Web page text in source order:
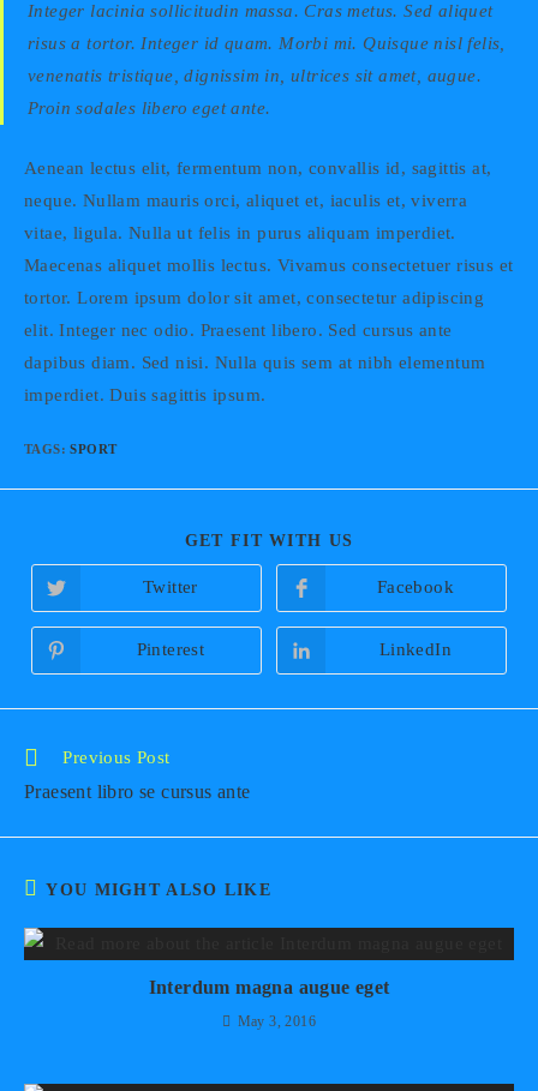
Integer lacinia sollicitudin massa. Cras metus. Sed aliquet
risus a tortor. Integer id quam. Morbi mi. Quisque nisl felis,
venenatis tristique, dignissim in, ultrices sit amet, augue.
Proin sodales libero eget ante.
Aenean lectus elit, fermentum non, convallis id, sagittis at,
neque. Nullam mauris orci, aliquet et, iaculis et, viverra
vitae, ligula. Nulla ut felis in purus aliquam imperdiet.
Maecenas aliquet mollis lectus. Vivamus consectetuer risus et
tortor. Lorem ipsum dolor sit amet, consectetur adipiscing
elit. Integer nec odio. Praesent libero. Sed cursus ante
dapibus diam. Sed nisi. Nulla quis sem at nibh elementum
imperdiet. Duis sagittis ipsum.
TAGS:SPORT
GET FIT WITH US
Opens
in
a
new
window
Twitter
Opens
in
a
new
window
Facebook
Opens
in
new
Pinterest
Opens
in
new
LinkedIn
Read
articles
Previous Post
Praesent libro se cursus ante
YOU MIGHT ALSO LIKE
Interdum magna augue eget
May 3, 2016